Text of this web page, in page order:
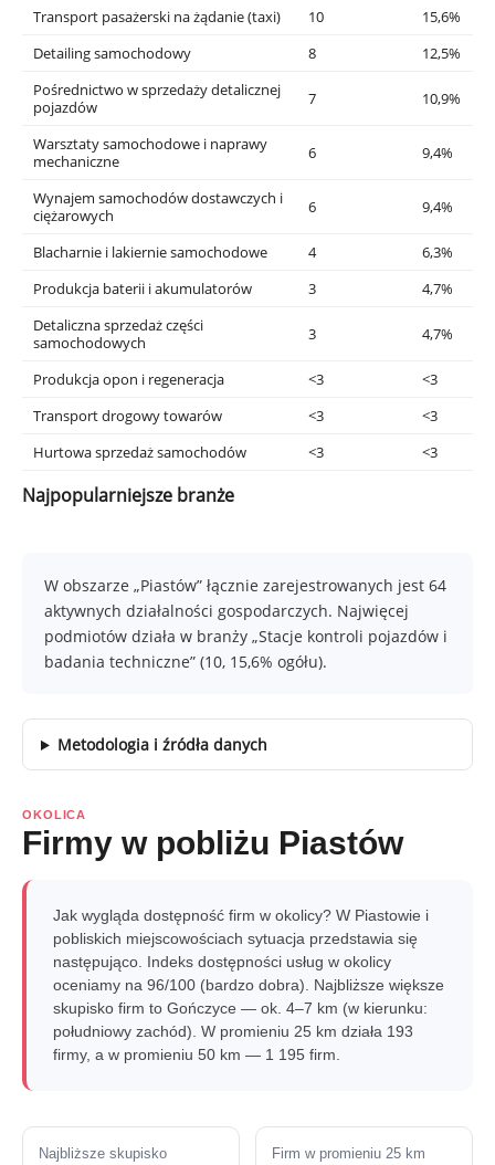
Najpopularniejsze branże
Transport pasażerski na żądanie (taxi) 10
15,6%
Detailing samochodowy
8
12,5%
Pośrednictwo w sprzedaży detalicznej
pojazdów
7 10,9%
Warsztaty samochodowe i naprawy
mechaniczne
6 9,4%
Wynajem samochodów dostawczych i
ciężarowych
6 9,4%
Blacharnie i lakiernie samochodowe 4
6,3%
Produkcja baterii i akumulatorów
3
4,7%
Detaliczna sprzedaż części
samochodowych
3 4,7%
Produkcja opon i regeneracja <3
<3
Transport drogowy towarów
<3
<3
Hurtowa sprzedaż samochodów
<3 <3
W obszarze „Piastów” łącznie zarejestrowanych jest 64
aktywnych działalności gospodarczych. Najwięcej
podmiotów działa w branży „Stacje kontroli pojazdów i
badania techniczne” (10, 15,6% ogółu).
Metodologia i źródła danych
OKOLICA
Firmy w pobliżu Piastów
Jak wygląda dostępność firm w okolicy? W Piastowie i
pobliskich miejscowościach sytuacja przedstawia się
następująco. Indeks dostępności usług w okolicy
oceniamy na 96/100 (bardzo dobra). Najbliższe większe
skupisko firm to Gończyce — ok. 4–7 km (w kierunku:
południowy zachód). W promieniu 25 km działa 193
firmy, a w promieniu 50 km — 1 195 firm.
Najbliższe skupisko Firm w promieniu 25 km